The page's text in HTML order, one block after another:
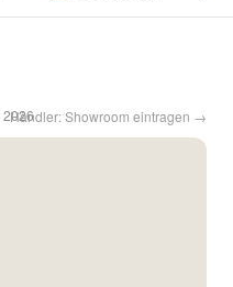
2026
Händler: Showroom eintragen →